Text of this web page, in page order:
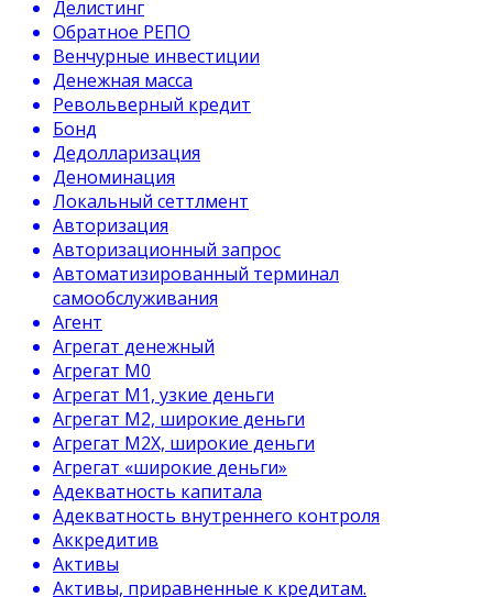
Делистинг
Обратное РЕПО
Венчурные инвестиции
Денежная масса
Револьверный кредит
Бонд
Дедолларизация
Деноминация
Локальный сеттлмент
Авторизация
Авторизационный запрос
Автоматизированный терминал
самообслуживания
Агент
Агрегат денежный
Агрегат М0
Агрегат М1, узкие деньги
Агрегат М2, широкие деньги
Агрегат М2Х, широкие деньги
Агрегат «широкие деньги»
Адекватность капитала
Адекватность внутреннего контроля
Аккредитив
Активы
Активы, приравненные к кредитам.